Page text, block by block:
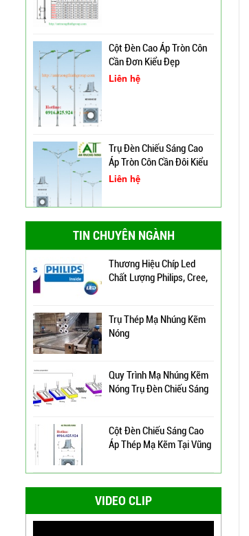
Cột Đèn Cao Áp Tròn Côn
Cần Đơn Kiểu Đẹp
Liên hệ
Trụ Đèn Chiếu Sáng Cao
Áp Tròn Côn Cần Đôi Kiểu
K212
Liên hệ
Đèn Đường Led Cao Áp
Philips 100W, 150W,
120W ATT
Liên hệ
Đèn Đường Led Chiếu
Sáng 100W 150W Philips
Đèn Led Đường Phố OEM
Philips, Cree 60w 80w
Bảng Điện Cửa Trụ Đèn
Áp
Đèn Đường Led ATT-
TIN CHUYÊN NGÀNH
Trụ Đèn Tín Hiệu Chớp
Vàng Năng Lượng Mặt
Trời Tại Bình Định
Cung Cấp Cột Đèn Chiếu
Sáng Cao Áp Tại TP. Tam
Kỳ
Xây Dựng Trung Tâm Quản
Lý Và Điều Hành Hệ Thống
Chiếu Sáng Tại TP HCM
Thương Hiệu Chíp Led
Chất Lượng Philips, Cree,
Trụ Thép Mạ Nhúng Kẽm
Nóng
Quy Trình Mạ Nhúng Kẽm
Nóng Trụ Đèn Chiếu Sáng
Cột Đèn Chiếu Sáng Cao
Áp Thép Mạ Kẽm Tại Vũng
Cột Đèn Cao Áp Chiếu
Sáng Đường Phố Tại
Quảng Ninh
VIDEO CLIP